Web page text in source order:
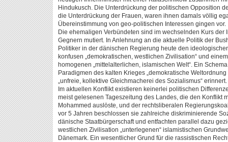
Hindukusch. Die Unterdrückung der politischen Opposition
die Unterdrückung der Frauen, waren ihnen damals völlig
Übereinstimmung von geo-politischen Interessen gingen vor.
Die ehemaligen Verbündeten sind im wechselnden Kurs
Gegnern mutiert. In Anlehnung an die aktuelle Politik der
Politiker in der dänischen Regierung heute den
konfusen „demokratischen, westlichen Zivilisation“ und
homogenen „mittelalterlichen, islamischen Welt“. Ein
Paradigmen des kalten Krieges „demokratische
„unfreie, kollektive Gleichmacherei des Sozialismus“ erinnert.
Im aktuellen Konflikt existieren keinerlei politischen
meist gelesenen Tageszeitung des Landes, die den Konflikt
Mohammed auslöste, und der rechtsliberalen
vor 5 Jahren beschlossen sie zahlreiche diskriminierende
dänische Staatbürgerschaft und entfachten parallel dazu
westlichen Zivilisation „unterlegenen“ islamistischen
Dänemark. Ein wesentlicher Grund für die rassistischen